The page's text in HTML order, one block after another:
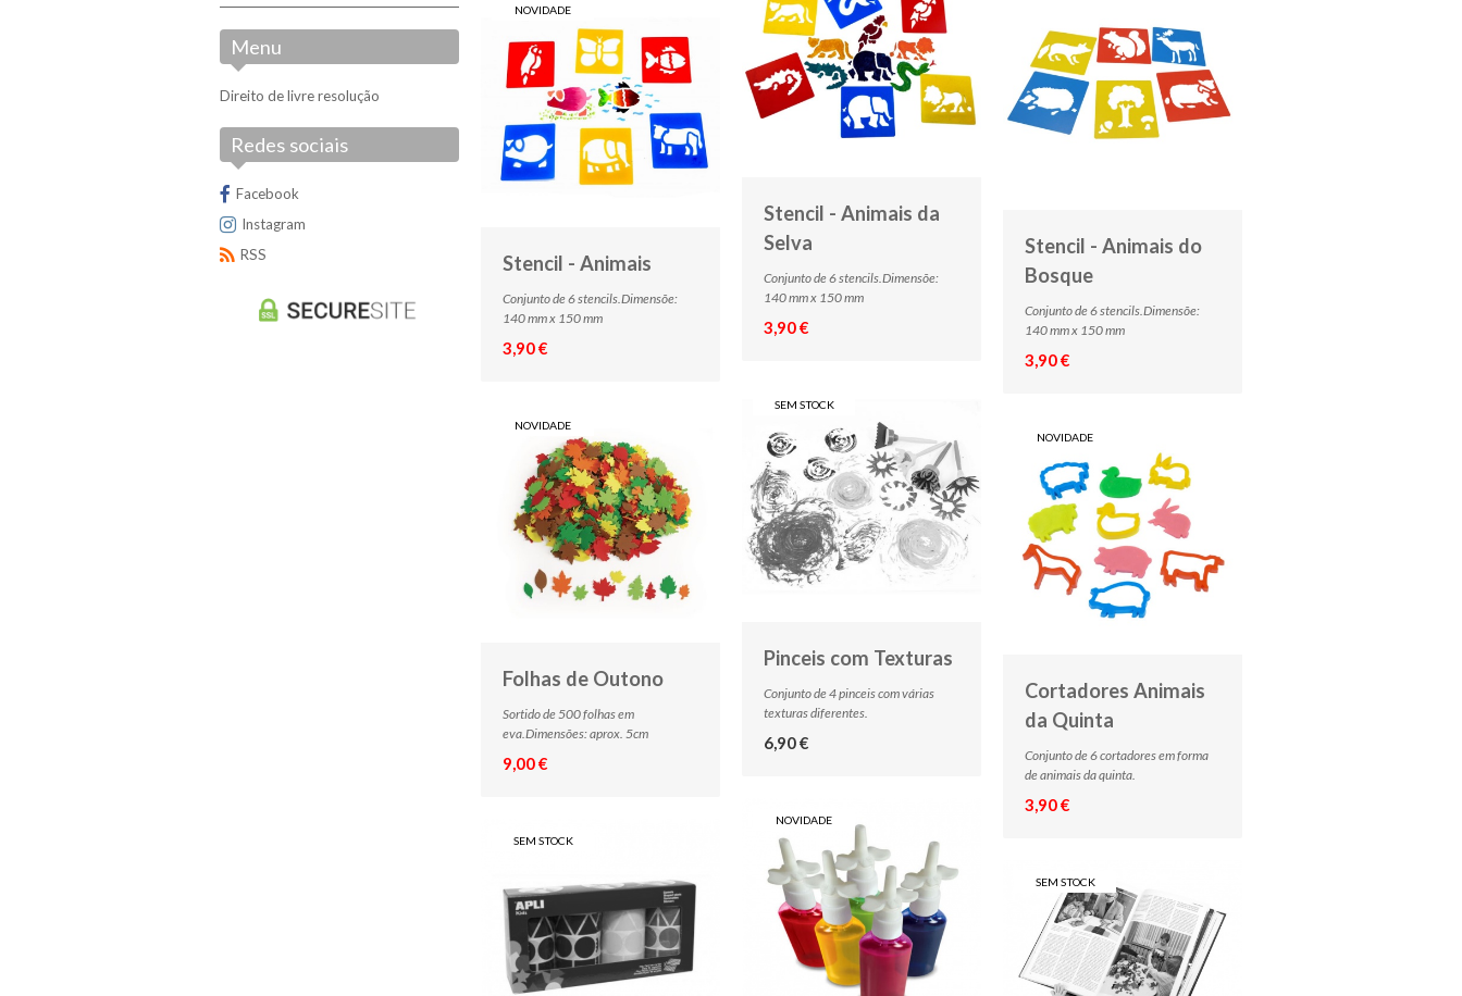
Menu
Direito de livre resolução
Redes sociais
Facebook
Instagram
RSS
Stencil - Animais da
Selva
Conjunto de 6 stencils.Dimensõe:
140 mm x 150 mm
3,90 €
Stencil - Animais do
Bosque
Conjunto de 6 stencils.Dimensõe:
140 mm x 150 mm
3,90 €
NOVIDADE
Stencil - Animais
Conjunto de 6 stencils.Dimensõe:
140 mm x 150 mm
3,90 €
SEM STOCK
Pinceis com Texturas
Conjunto de 4 pinceis com várias
texturas diferentes.
6,90 €
NOVIDADE
Cortadores Animais
da Quinta
Conjunto de 6 cortadores em forma
de animais da quinta.
3,90 €
NOVIDADE
Folhas de Outono
Sortido de 500 folhas em
eva.Dimensões: aprox. 5cm
9,00 €
NOVIDADE
SEM STOCK
SEM STOCK